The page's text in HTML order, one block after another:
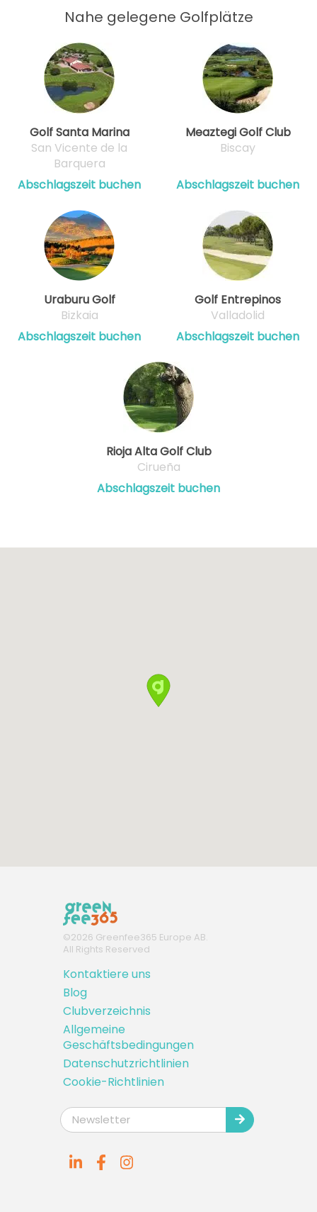
Nahe gelegene Golfplätze
Golf Santa Marina
San Vicente de la
Barquera
Abschlagszeit buchen
Meaztegi Golf Club
Biscay
Abschlagszeit buchen
Uraburu Golf
Bizkaia
Abschlagszeit buchen
Golf Entrepinos
Valladolid
Abschlagszeit buchen
Rioja Alta Golf Club
Cirueña
Abschlagszeit buchen
©2026 Greenfee365 Europe AB.
All Rights Reserved
Kontaktiere uns
Blog
Clubverzeichnis
Allgemeine
Geschäftsbedingungen
Datenschutzrichtlinien
Cookie-Richtlinien